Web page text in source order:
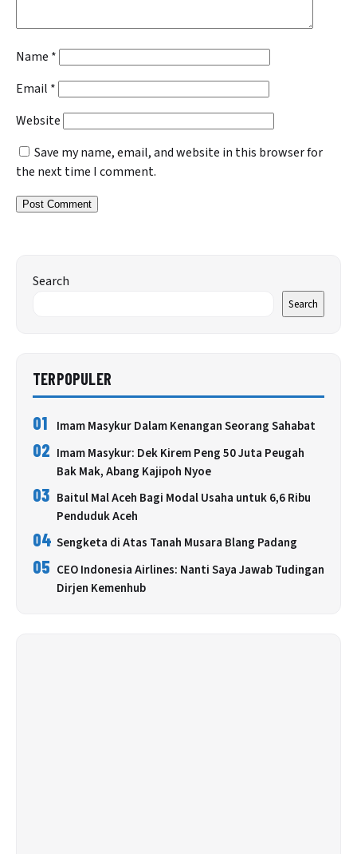
Name *
Email *
Website
Save my name, email, and website in this browser for
the next time I comment.
Search
Search
TERPOPULER
01 Imam Masykur Dalam Kenangan Seorang Sahabat
02 Imam Masykur: Dek Kirem Peng 50 Juta Peugah
Bak Mak, Abang Kajipoh Nyoe
03 Baitul Mal Aceh Bagi Modal Usaha untuk 6,6 Ribu
Penduduk Aceh
04 Sengketa di Atas Tanah Musara Blang Padang
05 CEO Indonesia Airlines: Nanti Saya Jawab Tudingan
Dirjen Kemenhub